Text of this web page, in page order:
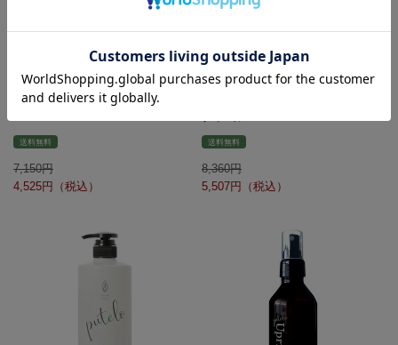
putelo プテロ AR エッセンスplus+ 1
送料無料
7,150
4,525
送料無料
8,360
5,507